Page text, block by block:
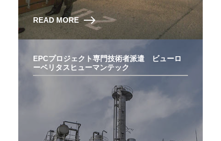
READ MORE
EPCプロジェクト専門技術者派遣 ビューロ
ーベリタスヒューマンテック